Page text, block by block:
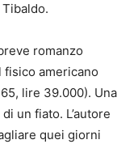
romanzo
fisico americano
lire 39.000). Una
un fiato. L’autore
quei giorni